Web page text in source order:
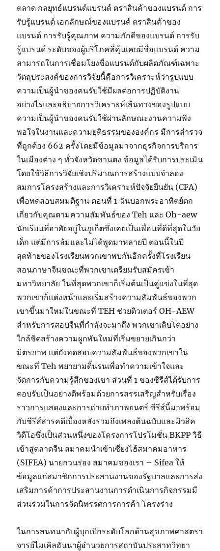
ตลาด กลยุทธ์แบรนด์แบรนด์ ตราสินค้าของแบรนด์ การ
รับรู้แบรนด์ เอกลักษณ์ของแบรนด์ ตราสินค้าของ
แบรนด์ การรับรู้คุณภาพ ความภักดีของแบรนด์ การรับ
รู้แบรนด์ ระดับของผู้บริโภคที่คุ้นเคยมีชื่อแบรนด์ ความ
สามารถในการเชื่อมโยงชื่อแบรนด์กับผลิตภัณฑ์เฉพาะ
วัตถุประสงค์ของการวิจัยนี้คือการวิเคราะห์ว่ารูปแบบ
ความเป็นผู้นำของคนรับใช้มีผลต่อการปฏิบัติงาน
อย่างไรและอธิบายการวิเคราะห์เส้นทางของรูปแบบ
ความเป็นผู้นำของคนรับใช้ผ่านลักษณะงานความพึง
พอใจในงานและความยุติธรรมขององค์กร มีการสำรวจ
ที่ถูกต้อง 662 ครั้งโดยมีข้อมูลมาจากธุรกิจการบริการ
ในเมืองต่าง ๆ ทั่วจังหวัดซานตง ข้อมูลได้รับการประเมิน
โดยใช้วิธีการวิจัยเชิงปริมาณการสร้างแบบจำลอง
สมการโครงสร้างและการวิเคราะห์ปัจจัยยืนยัน (CFA)
เพื่อทดสอบสมมติฐาน ตอนที่ 1 ฉันบอกพระอาทิตย์ตก
เกี่ยวกับคุณตามความสัมพันธ์ของ Teh และ Oh-aew
นักเรียนที่อาศัยอยู่ในภูเก็ตซึ่งเคยเป็นเพื่อนที่ดีที่สุดในวัย
เด็ก แต่มีการล้มและไม่ได้พูดมาหลายปี ตอนนี้ในปี
สุดท้ายของโรงเรียนพวกเขาพบกันอีกครั้งที่โรงเรียน
สอนภาษาจีนขณะที่พวกเขาเตรียมรับสมัครเข้า
มหาวิทยาลัย ในที่สุดพวกเขาก็เริ่มต้นเป็นคู่แข่งในที่สุด
พวกเขาก็แต่งหน้าและเริ่มสร้างความสัมพันธ์ของพวก
เขาขึ้นมาใหม่ในขณะที่ TEH ช่วยติวเตอร์ OH-AEW
สำหรับการสอบจีนที่กำลังจะมาถึง พวกเขาเติบโตอย่าง
ใกล้ชิดสร้างความผูกพันใหม่ที่เริ่มขยายเกินกว่า
มิตรภาพ แต่ยังทดสอบความสัมพันธ์ของพวกเขาใน
ขณะที่ Teh พยายามดิ้นรนเพื่อทำความเข้าใจและ
จัดการกับความรู้สึกของเขา ส่วนที่ 1 ของซีรีส์ได้รับการ
ตอบรับเป็นอย่างดีพร้อมด้วยการสรรเสริญสำหรับเรื่อง
ราวการแสดงและการถ่ายทำภาพยนตร์ ซีรีส์นี้มาพร้อม
กับซีรีส์สารคดีเบื้องหลังรวมถึงเพลงต้นฉบับและมิวสิค
วิดีโอซึ่งเป็นส่วนหนึ่งของโครงการโปรโมชั่น BKPP วิธี
เข้าสู่ตลาดจีน สมาคมนำเข้าเซี่ยงไฮ้สมาคมอาหาร
(SIFEA) นายกวนร่อง สมาคมของเรา – Sifea ให้
ข้อมูลแก่สมาชิกการประสานงานของรัฐบาลและการส่ง
เสริมการค้าการประสานงานการดำเนินการกิจกรรมมี
ส่วนร่วมในการจัดนิทรรศการการค้า โครงร่าง
ในการสนทนากับผู้บุกเบิกระดับโลกด้านสุขภาพศาสตรา
จารย์ไมเคิลฮันนาผู้อำนวยการสถาบันประสาทวิทยา